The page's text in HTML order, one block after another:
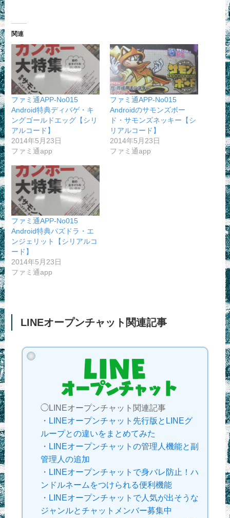
関連
ファミ通APP-No015
Android特典ディバゲ・キ
ングゴールドエッグ【シリ
アルコード】
2014年5月23日
ファミ通app
ファミ通APP-No015
Androidのサモンズボー
ド・サモンズネッキー【シ
リアルコード】
2014年5月23日
ファミ通app
ファミ通APP-No015
Android特典パズドラ・エ
ンジェリット【シリアルコ
ード】
2014年5月23日
ファミ通app
LINEオープンチャット関連記事
◯LINEオープンチャット関連記事
・ LINEオープンチャット先行版とLINEグ
ループとの違いをまとめてみた
・ LINEオープンチャットの管理人機能と副
管理人の追加
・ LINEオープンチャットで身バレ防止！ハ
ンドルネームをつけられる便利機能
・ LINEオープンチャットで人気が出そうな
ジャンルとチャットメンバー募集中